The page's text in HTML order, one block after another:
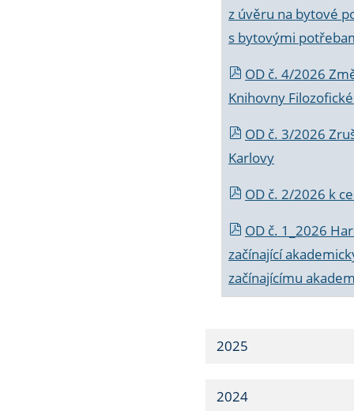
z úvěru na bytové
s bytovými
OD č. 4/2026
Knihovny
OD č. 3/2026
Karlovy
OD č. 2/2026 k
OD č. 1_2026
začínající
začínajícímu
2025
2024